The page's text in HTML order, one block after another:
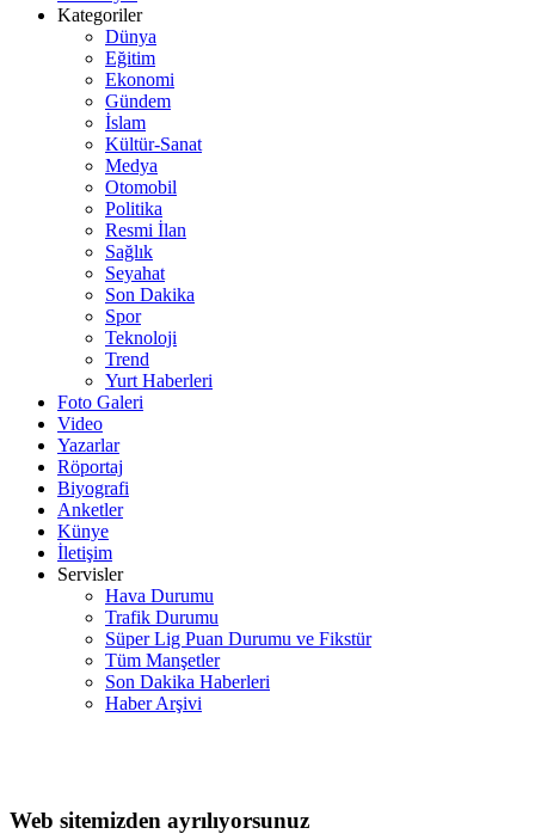
Kategoriler
Dünya
Eğitim
Ekonomi
Gündem
İslam
Kültür-Sanat
Medya
Otomobil
Politika
Resmi İlan
Sağlık
Seyahat
Son Dakika
Spor
Teknoloji
Trend
Yurt Haberleri
Foto Galeri
Video
Yazarlar
Röportaj
Biyografi
Anketler
Künye
İletişim
Servisler
Hava Durumu
Trafik Durumu
Süper Lig Puan Durumu ve Fikstür
Tüm Manşetler
Son Dakika Haberleri
Haber Arşivi
Web sitemizden ayrılıyorsunuz